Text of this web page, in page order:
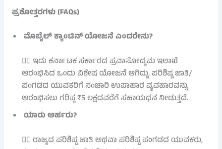
ಪ್ರಶೋತ್ತರಗಳು (FAQs)
ಮೊಬೈಲ್ ಕ್ಯಾಂಟಿನ್ ಯೋಜನೆ ಎಂದರೇನು?
👉🏻 ಇದು ಕರ್ನಾಟಕ ಸರ್ಕಾರದ ಪ್ರವಾಸೋದ್ಯಮ ಇಲಾಖೆ
ಆರಂಭಿಸಿದ ಒಂದು ವಿಶೇಷ ಯೋಜನೆ ಆಗಿದ್ದು, ಪರಿಶಿಷ್ಟ ಜಾತಿ/
ಪಂಗಡದ ಯುವಕರಿಗೆ ಸಂಚಾರಿ ಉಪಾಹಾರ ವ್ಯವಹಾರವನ್ನು
ಆರಂಭಿಸಲು ಗರಿಷ್ಠ ₹5 ಲಕ್ಷದವರೆಗೆ ಸಹಾಯಧನ ನೀಡುತ್ತದೆ.
ಯಾರು ಅರ್ಹರು?
👉🏻 ರಾಜ್ಯದ ಪರಿಶಿಷ್ಟ ಜಾತಿ ಅಥವಾ ಪರಿಶಿಷ್ಟ ಪಂಗಡದ ಯುವಕರು,